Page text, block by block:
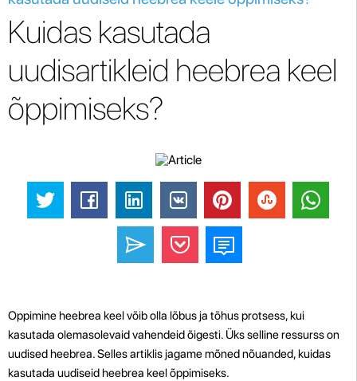
Kuidas kasutada
uudisartikleid heebrea keel
õppimiseks?
Oppimine heebrea keel võib olla lõbus ja tõhus protsess, kui
kasutada olemasolevaid vahendeid õigesti. Üks selline ressurss on
uudised heebrea. Selles artiklis jagame mõned nõuanded, kuidas
kasutada uudiseid heebrea keel õppimiseks.